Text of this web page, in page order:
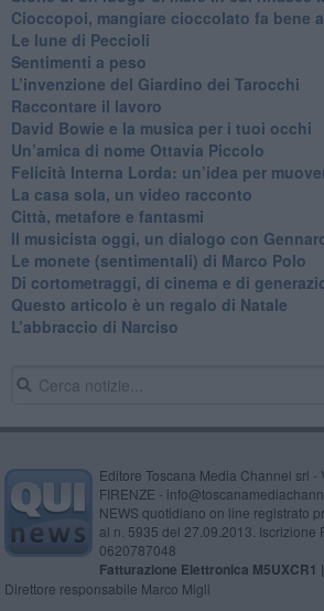
Cioccopoi, mangiare cioccolato fa bene
​Le lune di Peccioli
​Sentimenti a peso
​L’invenzione del Giardino dei Tarocchi
​Raccontare il lavoro
David Bowie e la musica per i tuoi occhi
Un’amica di nome Ottavia Piccolo
​Felicità Interna Lorda: un’idea per
​La casa sola, un video racconto
​Città, metafore e fantasmi
Il musicista oggi, un dialogo con
Le monete (sentimentali) di Marco Polo
​Di cortometraggi, di cinema e di
​Questo articolo è un regalo di Natale
L’abbraccio di Narciso
Editore Toscana Media Channel srl -
FIRENZE -
NEWS quotidiano on line registrato
al n. 5935 del 27.09.2013. Iscrizione
0620787048
Fatturazione Elettronica M5UXCR1 |
Direttore responsabile Marco Migli